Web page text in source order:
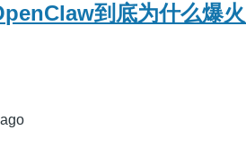
到底为什么爆